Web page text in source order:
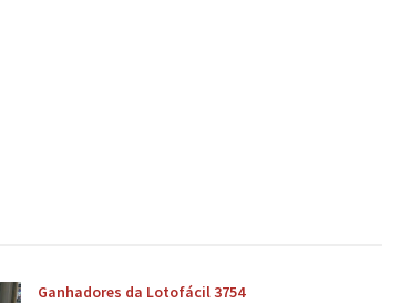
Ganhadores da Lotofácil 3754